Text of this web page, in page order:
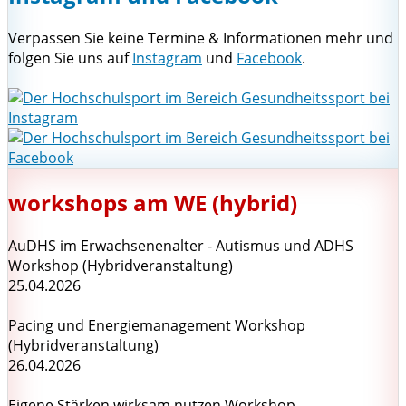
Verpassen Sie keine Termine & Informationen mehr und
folgen Sie uns aufInstagram und Facebook.
workshops am WE (hybrid)
AuDHS im Erwachsenenalter - Autismus und ADHS
Workshop (Hybridveranstaltung)
25.04.2026
Pacing und Energiemanagement Workshop
(Hybridveranstaltung)
26.04.2026